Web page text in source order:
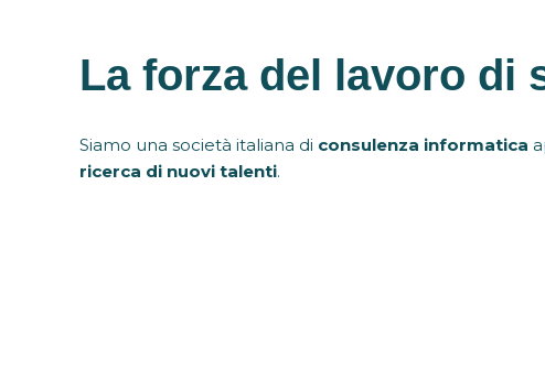
La forza del lavoro di
Siamo una società italiana di consulenza informatica
ricerca di nuovi talenti.